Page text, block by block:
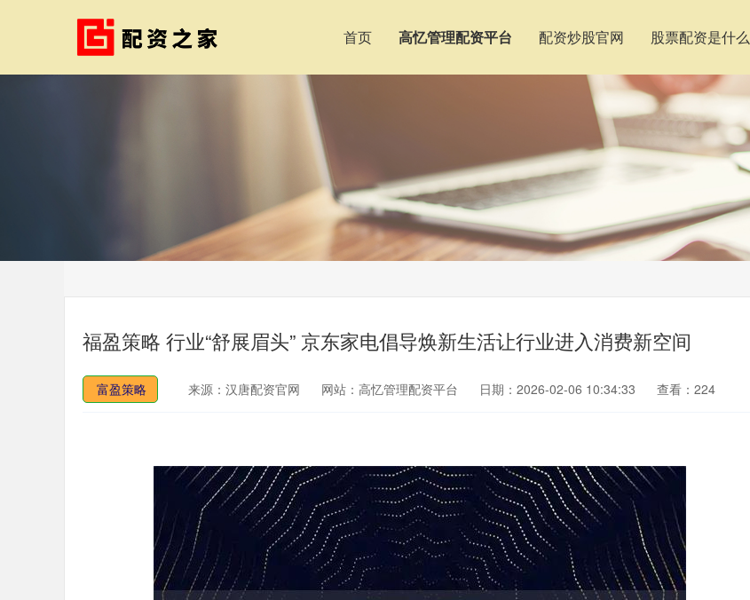
首页 高忆管理配资平台 配资炒股官网 股票配资是什么
福盈策略 行业“舒展眉头” 京东家电倡导焕新生活让行业进入消费新空间
富盈策略 来源：汉唐配资官网 网站：高忆管理配资平台 日期：2026-02-06 10:34:33 查看：224